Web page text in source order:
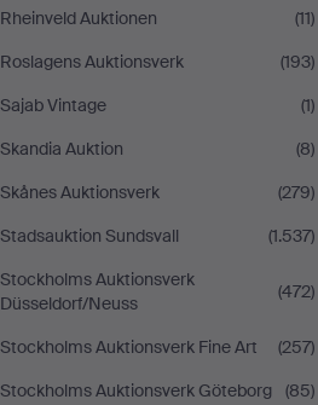
Rheinveld Auktionen
(11)
Roslagens Auktionsverk
(193)
Sajab Vintage
(1)
Skandia Auktion
(8)
Skånes Auktionsverk
(279)
Stadsauktion Sundsvall
(1.537)
Stockholms Auktionsverk
Düsseldorf/Neuss
(472)
Stockholms Auktionsverk Fine Art
(257)
Stockholms Auktionsverk Göteborg
(85)